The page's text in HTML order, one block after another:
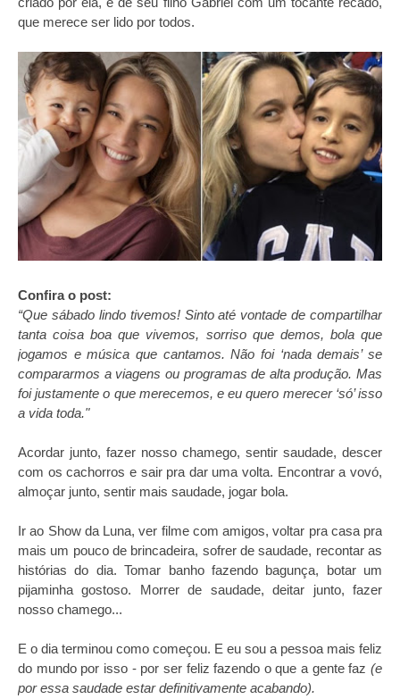
que merece ser lido por todos.
Confira o post:
“Que sábado lindo tivemos! Sinto até vontade de compartilhar
tanta coisa boa que vivemos, sorriso que demos, bola que
jogamos e música que cantamos. Não foi ‘nada demais’ se
compararmos a viagens ou programas de alta produção. Mas
foi justamente o que merecemos, e eu quero merecer ‘só’ isso
a vida toda."
Acordar junto, fazer nosso chamego, sentir saudade, descer
com os cachorros e sair pra dar uma volta. Encontrar a vovó,
almoçar junto, sentir mais saudade, jogar bola.
Ir ao Show da Luna, ver filme com amigos, voltar pra casa pra
mais um pouco de brincadeira, sofrer de saudade, recontar as
histórias do dia. Tomar banho fazendo bagunça, botar um
pijaminha gostoso. Morrer de saudade, deitar junto, fazer
nosso chamego...
E o dia terminou como começou. E eu sou a pessoa mais feliz
do mundo por isso - por ser feliz fazendo o que a gente faz (e
por essa saudade estar definitivamente acabando).